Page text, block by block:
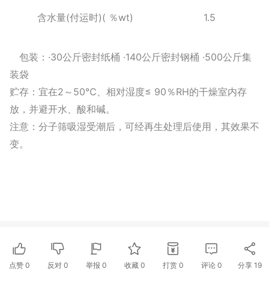
含水量(付运时)( ％wt) 1.5
包装： ·30公斤密封纸桶 ·140公斤密封钢桶 ·500公斤集
装袋
贮存：宜在2 ～ 50℃ 、相对湿度≤ 90 ％RH的干燥室内存
放，并避开水、酸和碱。
注意：分子筛吸湿受潮后，可经再生处理后使用，其效果不
变。
点赞 0 反对 0 举报 0 收藏 0 打赏 0 评论 0 分享 19